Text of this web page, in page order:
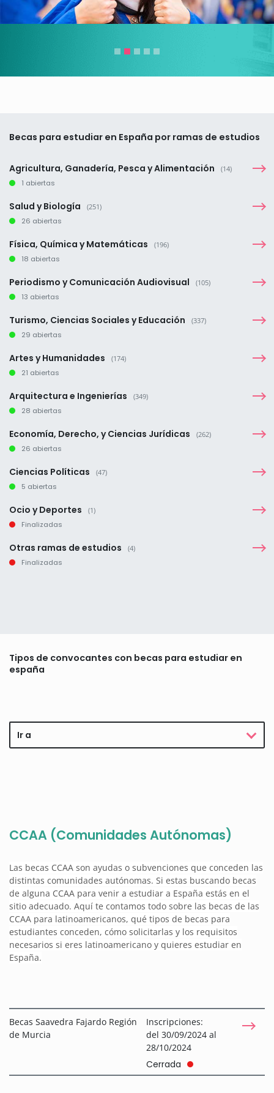
Becas para estudiar en España por ramas de estudios
Agricultura, Ganadería, Pesca y Alimentación (14)
1 abiertas
Salud y Biología (251)
26 abiertas
Física, Química y Matemáticas (196)
18 abiertas
Periodismo y Comunicación Audiovisual (105)
13 abiertas
Turismo, Ciencias Sociales y Educación (337)
29 abiertas
Artes y Humanidades (174)
21 abiertas
Arquitectura e Ingenierías (349)
28 abiertas
Economía, Derecho, y Ciencias Jurídicas (262)
26 abiertas
Ciencias Políticas (47)
5 abiertas
Ocio y Deportes (1)
Finalizadas
Otras ramas de estudios (4)
Finalizadas
Tipos de convocantes con becas para estudiar en
españa
Ir a
CCAA (Comunidades Autónomas)
Las becas CCAA son ayudas o subvenciones que conceden las
distintas comunidades autónomas. Si estas buscando becas
de alguna CCAA para venir a estudiar a España estás en el
sitio adecuado. Aquí te contamos todo sobre las becas de las
CCAA para latinoamericanos, qué tipos de becas para
estudiantes conceden, cómo solicitarlas y los requisitos
necesarios si eres latinoamericano y quieres estudiar en
España.
Becas Saavedra Fajardo Región
de Murcia
Inscripciones:
del 30/09/2024 al
28/10/2024
Cerrada